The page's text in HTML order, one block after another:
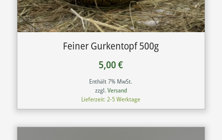
Feiner Gurkentopf 500g
5,00€
Enthält 7% MwSt.
zzgl. Versand
Lieferzeit: 2-5 Werktage